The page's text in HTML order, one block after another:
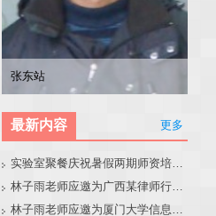
林子雨
张东站
林文水
冯少荣
最新内容 更多
实验室聚餐庆祝暑假两期师资培训班圆满结束
林子雨老师应邀为广西某律师行业培训班做大模型和智能体讲座